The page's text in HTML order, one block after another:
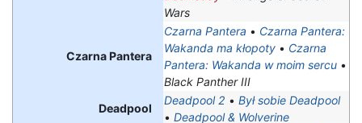
Wars
Czarna Pantera
Czarna Pantera • Czarna Pantera:
Wakanda ma kłopoty • Czarna
Pantera: Wakanda w moim sercu •
Black Panther III
Deadpool
Deadpool 2 • Był sobie Deadpool
• Deadpool & Wolverine